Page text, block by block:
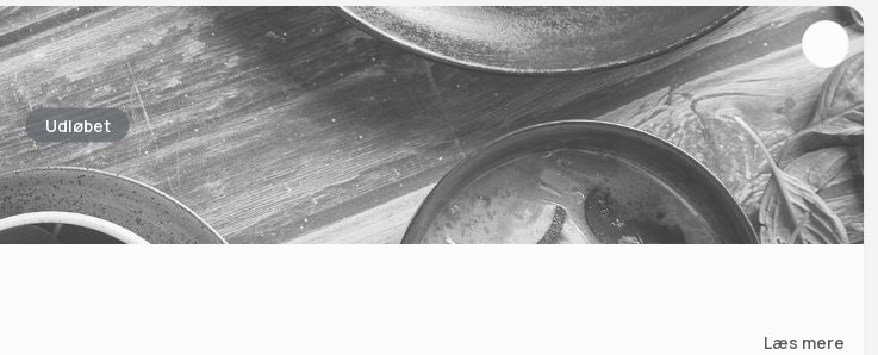
Udløbet
Læs mere